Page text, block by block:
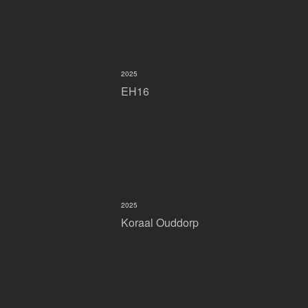
EH16
2025
Koraal Ouddorp
2025